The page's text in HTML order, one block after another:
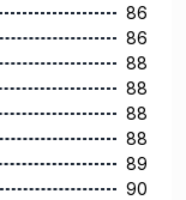
86
86
88
88
88
88
89
90